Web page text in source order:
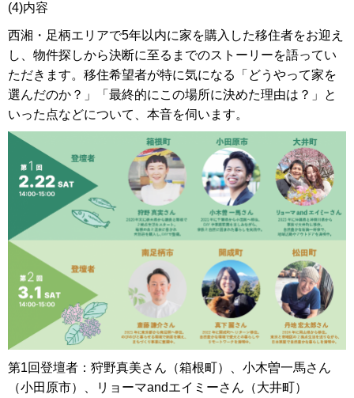
(4)内容
西湘・足柄エリアで5年以内に家を購入した移住者をお迎え
し、物件探しから決断に至るまでのストーリーを語ってい
ただきます。移住希望者が特に気になる「どうやって家を
選んだのか？」「最終的にこの場所に決めた理由は？」と
いった点などについて、本音を伺います。
第1回登壇者：狩野真美さん（箱根町）、小木曽一馬さん
（小田原市）、リョーマandエイミーさん（大井町）